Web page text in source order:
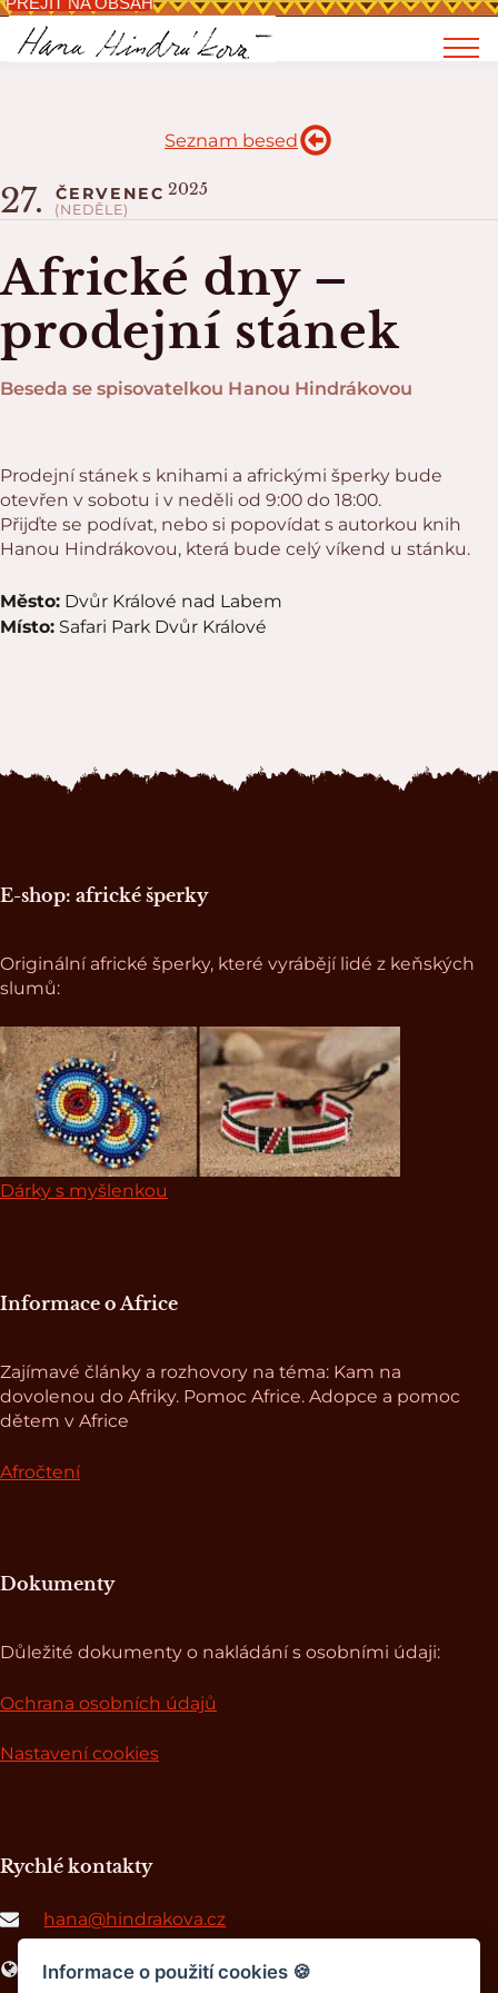
Seznam besed
Beseda se spisovatelkou Hanou Hindrákovou
Africké dny –
prodejní stánek
27. ČERVENEC
(NEDĚLE)
2025
Prodejní stánek s knihami a africkými šperky bude
otevřen v sobotu i v neděli od 9:00 do 18:00.
Přijďte se podívat, nebo si popovídat s autorkou knih
Hanou Hindrákovou, která bude celý víkend u stánku.
Město: Dvůr Králové nad Labem
Místo: Safari Park Dvůr Králové
E-shop: africké šperky
Originální africké šperky, které vyrábějí lidé z keňských
slumů:
Dárky s myšlenkou
Informace o Africe
Zajímavé články a rozhovory na téma: Kam na
dovolenou do Afriky. Pomoc Africe. Adopce a pomoc
dětem v Africe
Afročtení
Dokumenty
Důležité dokumenty o nakládání s osobními údaji:
Ochrana osobních údajů
Nastavení cookies
Rychlé kontakty
hana@hindrakova.cz
www.africkepribehy.cz
Informace o použití cookies 🍪